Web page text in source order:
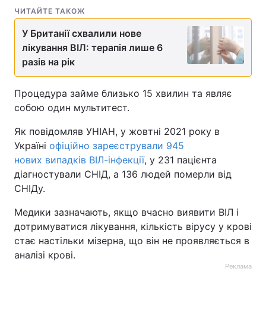
ЧИТАЙТЕ ТАКОЖ
У Британії схвалили нове
лікування ВІЛ: терапія лише 6
разів на рік
Процедура займе близько 15 хвилин та являє
собою один мультитест.
Як повідомляв УНІАН, у жовтні 2021 року в
Україні офіційно зареєстрували 945
нових випадків ВІЛ-інфекції, у 231 пацієнта
діагностували СНІД, а 136 людей померли від
СНІДу.
Медики зазначають, якщо вчасно виявити ВІЛ і
дотримуватися лікування, кількість вірусу у крові
стає настільки мізерна, що він не проявляється в
аналізі крові.
Реклама